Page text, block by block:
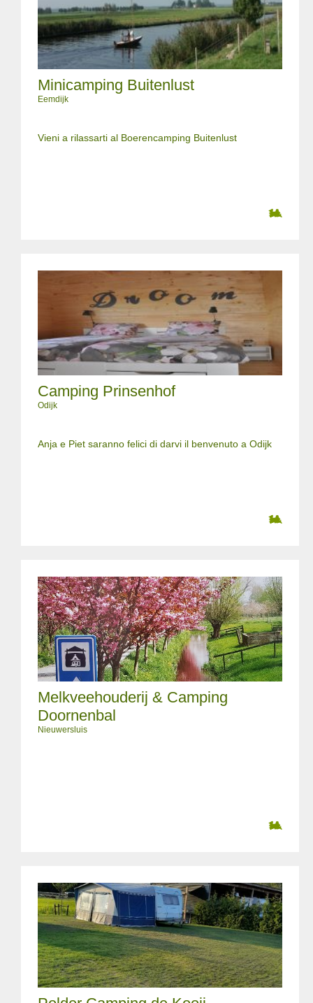
Minicamping Buitenlust
Eemdijk
Vieni a rilassarti al Boerencamping Buitenlust
Camping Prinsenhof
Odijk
Anja e Piet saranno felici di darvi il benvenuto a Odijk
Melkveehouderij & Camping
Doornenbal
Nieuwersluis